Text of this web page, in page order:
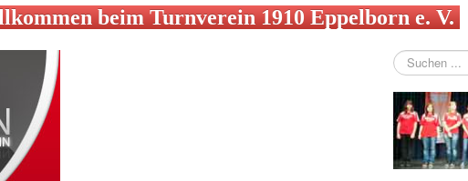
beim Turnverein 1910 Eppelborn e. V.
Suchen
...